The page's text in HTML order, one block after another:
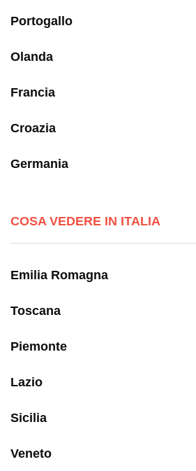
Portogallo
Olanda
Francia
Croazia
Germania
COSA VEDERE IN ITALIA
Emilia Romagna
Toscana
Piemonte
Lazio
Sicilia
Veneto